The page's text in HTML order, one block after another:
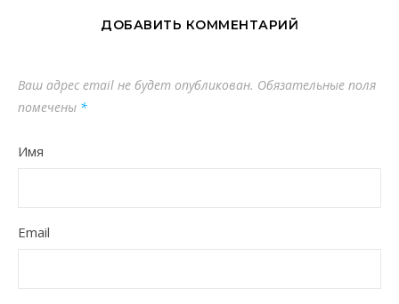
ДОБАВИТЬ КОММЕНТАРИЙ
Ваш адрес email не будет опубликован. Обязательные поля
помечены *
Имя
Email